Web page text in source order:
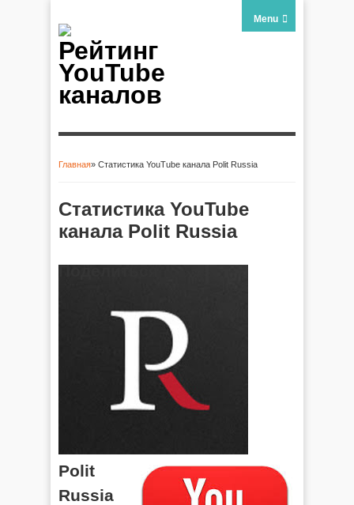
Рейтинг
YouTube
каналов
Menu
Главная» Статистика YouTube канала Polit Russia
Статистика YouTube
канала Polit Russia
Поделиться
Polit
Russia